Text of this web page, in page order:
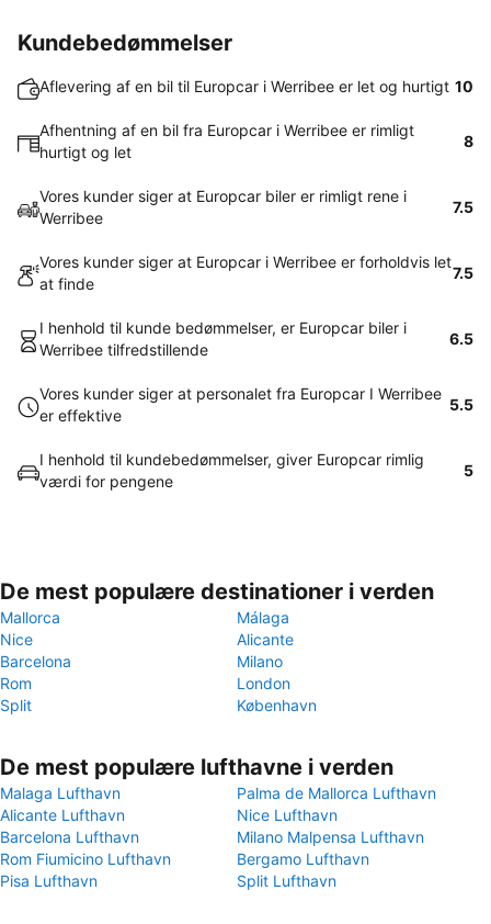
Kundebedømmelser
Aflevering af en bil til Europcar i Werribee er let og hurtigt 10
Afhentning af en bil fra Europcar i Werribee er rimligt
hurtigt og let
8
Vores kunder siger at Europcar biler er rimligt rene i
Werribee
7.5
Vores kunder siger at Europcar i Werribee er forholdvis let
at finde
7.5
I henhold til kunde bedømmelser, er Europcar biler i
Werribee tilfredstillende
6.5
Vores kunder siger at personalet fra Europcar I Werribee
er effektive
5.5
I henhold til kundebedømmelser, giver Europcar rimlig
værdi for pengene
5
De mest populære destinationer i verden
Mallorca
Málaga
Nice
Alicante
Barcelona
Milano
Rom
London
Split
København
De mest populære lufthavne i verden
Malaga Lufthavn
Palma de Mallorca Lufthavn
Alicante Lufthavn
Nice Lufthavn
Barcelona Lufthavn
Milano Malpensa Lufthavn
Rom Fiumicino Lufthavn
Bergamo Lufthavn
Pisa Lufthavn
Split Lufthavn